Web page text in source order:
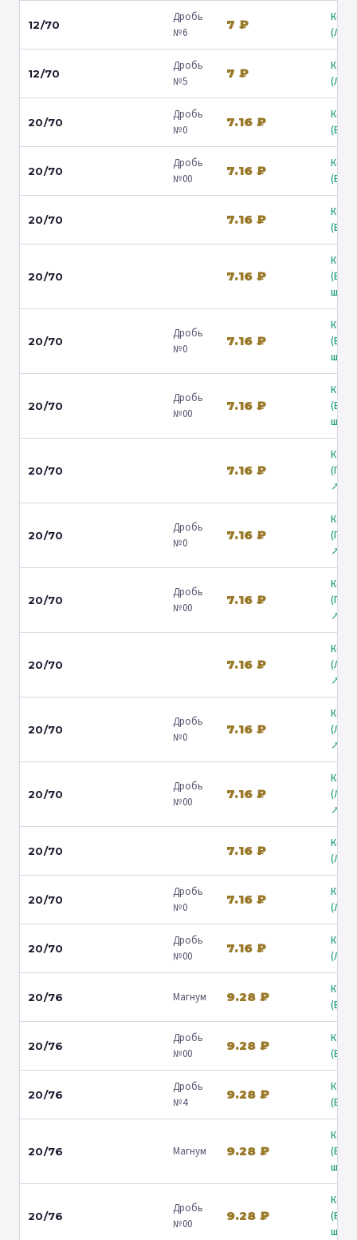
12/70
Дробь
№6
7 ₽
12/70
Дробь
№5
7 ₽
20/70
Дробь
№0
7.16 ₽
20/70
Дробь
№00
7.16 ₽
20/70 7.16 ₽
20/70 7.16 ₽
ш.) ↗
20/70
Дробь
№0
7.16 ₽
ш.) ↗
20/70
Дробь
№00
7.16 ₽
ш.) ↗
20/70 7.16 ₽
↗
20/70
Дробь
№0
7.16 ₽
↗
20/70
Дробь
№00
7.16 ₽
↗
20/70 7.16 ₽
↗
20/70
Дробь
№0
7.16 ₽
↗
20/70
Дробь
№00
7.16 ₽
↗
20/70 7.16 ₽
20/70
Дробь
№0
7.16 ₽
20/70
Дробь
№00
7.16 ₽
20/76 Магнум 9.28 ₽
20/76
Дробь
№00
9.28 ₽
20/76
Дробь
№4
9.28 ₽
20/76 Магнум 9.28 ₽
ш.) ↗
20/76
Дробь
№00
9.28 ₽
ш.) ↗